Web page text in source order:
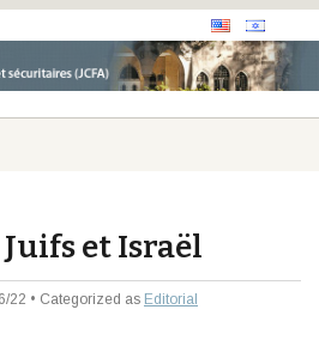
et Israël
22 • Categorized as Editorial